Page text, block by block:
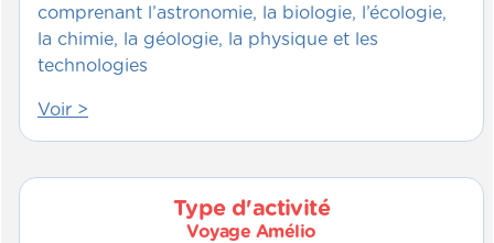
comprenant l’astronomie, la biologie, l’écologie,
la chimie, la géologie, la physique et les
technologies
Voir >
Type d'activité
Voyage Amélio